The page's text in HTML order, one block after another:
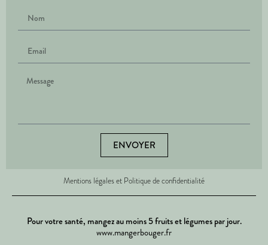
ENVOYER
Mentions légales et Politique de confidentialité
Pour votre santé, mangez au moins 5 fruits et légumes par jour.
www.mangerbouger.fr